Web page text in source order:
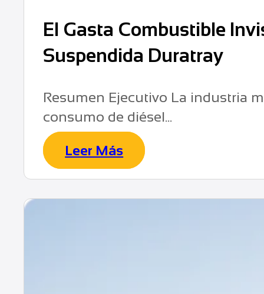
El Gasta Combustible
Suspendida Duratray
Resumen Ejecutivo La industria
consumo de diésel...
Leer Más